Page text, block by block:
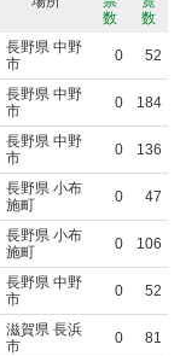
数
数
長野県 中野
市
0 52
長野県 中野
市
0 184
長野県 中野
市
0 136
長野県 小布
施町
0 47
長野県 小布
施町
0 106
長野県 中野
市
0 52
滋賀県 長浜
市
0 81